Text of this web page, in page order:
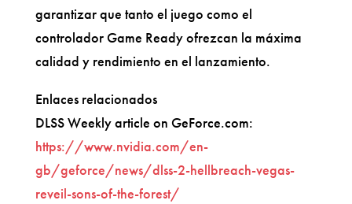
garantizar que tanto el juego como el
controlador Game Ready ofrezcan la máxima
calidad y rendimiento en el lanzamiento.
Enlaces relacionados
DLSS Weekly article on GeForce.com:
https://www.nvidia.com/en-
gb/geforce/news/dlss-2-hellbreach-vegas-
reveil-sons-of-the-forest/